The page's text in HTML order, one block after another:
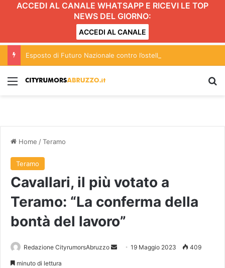
ACCEDI AL CANALE WHATSAPP E RICEVI LE TOP
NEWS DEL GIORNO:
ACCEDI AL CANALE
Menu
Home /Teramo
Teramo
Cavallari, il più votato a
Teramo: “La conferma della
bontà del lavoro”
Redazione CityrumorsAbruzzo 19 Maggio 2023 409
minuto di lettura